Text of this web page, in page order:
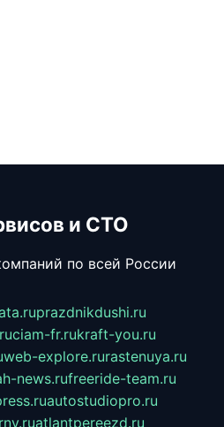
и СТО
по всей России
prazdnikdushi.ru
ciam-fr.rukraft-you.ru
web-explore.rurastenuya.ru
news.rufreeride-team.ru
autostudiopro.ru
atlantpereezd.ru